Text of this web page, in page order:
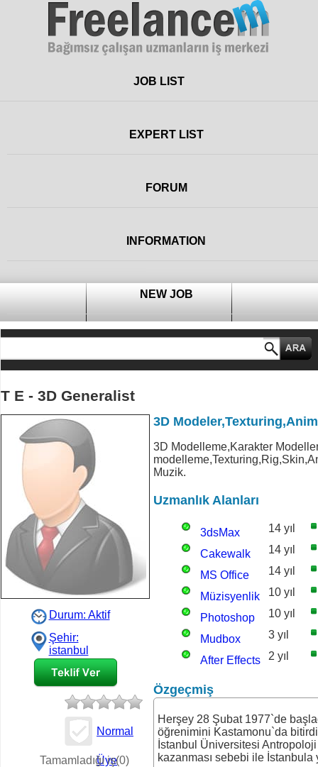
FreelanceJOB LIST
EXPERT LIST
FORUM
INFORMATION
NEW JOB
T E - 3D Generalist
Durum: Aktif
Şehir:
istanbul
Normal
Üye
Tamamladığı iş(0)
3D
3D Modelleme,Karakter
Muzik.
Uzmanlık Alanları
3dsMax 14 yıl
Cakewalk 14 yıl
MS Office 14 yıl
Müzisyenlik 10 yıl
Photoshop 10 yıl
Mudbox 3 yıl
After Effects 2 yıl
Özgeçmiş
Herşey 28 Şubat 1977`de
öğrenimini Kastamonu`da
İstanbul Üniversitesi
kazanması sebebi ile İstanbula